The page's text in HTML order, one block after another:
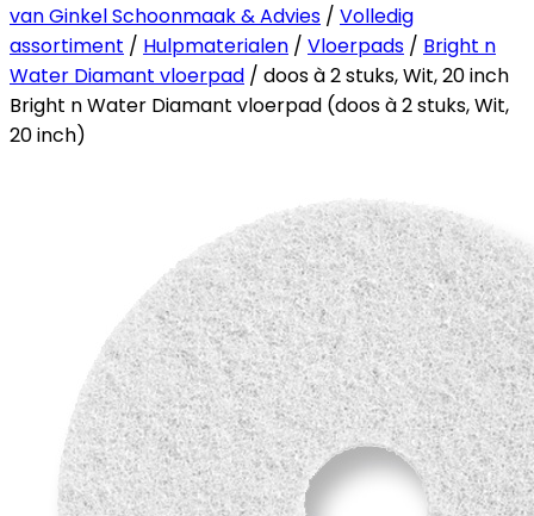
van Ginkel Schoonmaak & Advies / Volledig
assortiment / Hulpmaterialen / Vloerpads / Bright n
Water Diamant vloerpad / doos à 2 stuks, Wit, 20 inch
Bright n Water Diamant vloerpad (doos à 2 stuks, Wit,
20 inch)